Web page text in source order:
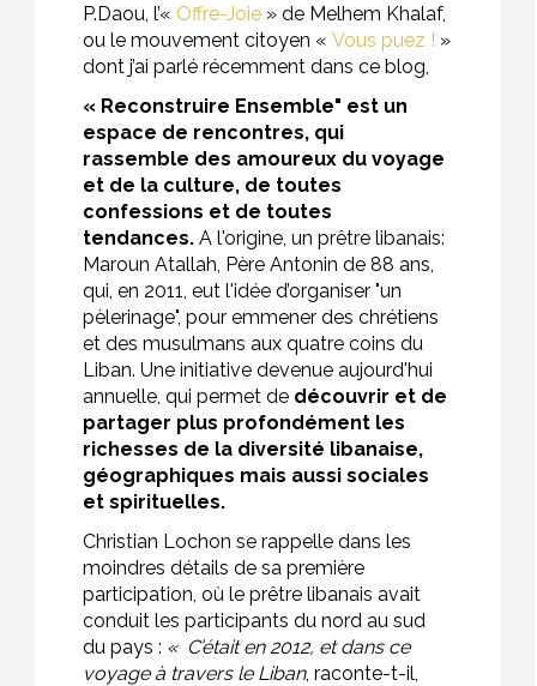
P.Daou, l’« Offre-Joie » de Melhem Khalaf,
ou le mouvement citoyen « Vous puez ! »
dont j’ai parlé récemment dans ce blog,
« Reconstruire Ensemble" est un
espace de rencontres, qui
rassemble des amoureux du voyage
et de la culture, de toutes
confessions et de toutes
tendances. A l'origine, un prêtre libanais:
Maroun Atallah, Père Antonin de 88 ans,
qui, en 2011, eut l'idée d’organiser "un
pèlerinage", pour emmener des chrétiens
et des musulmans aux quatre coins du
Liban. Une initiative devenue aujourd'hui
annuelle, qui permet de découvrir et de
partager plus profondément les
richesses de la diversité libanaise,
géographiques mais aussi sociales
et spirituelles.
Christian Lochon se rappelle dans les
moindres détails de sa première
participation, où le prêtre libanais avait
conduit les participants du nord au sud
du pays : « C’était en 2012, et dans ce
voyage à travers le Liban, raconte-t-il,